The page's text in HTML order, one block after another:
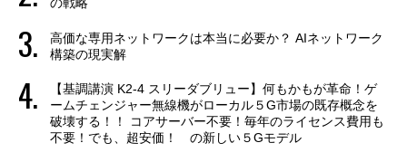
の戦略
高価な専用ネットワークは本当に必要か？ AIネットワーク
構築の現実解
【基調講演 K2-4 スリーダブリュー】何もかもが革命！ゲ
ームチェンジャー無線機がローカル５G市場の既存概念を
破壊する！！ コアサーバー不要！毎年のライセンス費用も
不要！でも、超安価！ の新しい５Gモデル